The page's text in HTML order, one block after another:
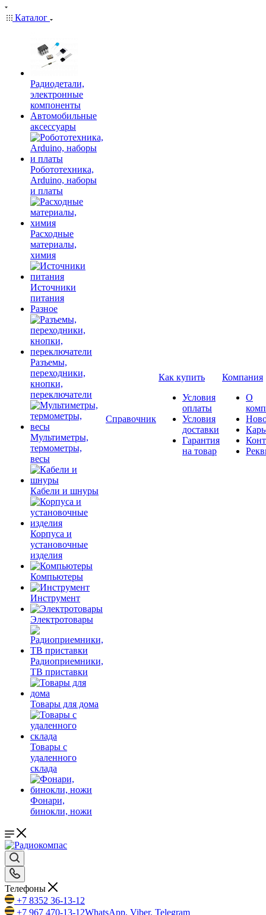
Каталог
Радиодетали,
электронные
компоненты
Автомобильные
аксессуары
Робототехника,
Arduino, наборы
и платы
Расходные
материалы,
химия
Источники
питания
Разное
Разъемы,
переходники,
кнопки,
переключатели
Мультиметры,
термометры,
весы
Кабели и шнуры
Корпуса и
установочные
изделия
Компьютеры
Инструмент
Электротовары
Радиоприемники,
ТВ приставки
Товары для дома
Товары с
удаленного
склада
Фонари,
бинокли, ножи
Справочник
Как купить
Условия
оплаты
Условия
доставки
Гарантия
на товар
Компания
О
Телефоны
+7 8352 36-13-12
+7 967 470-13-12WhatsApp, Viber, Telegram